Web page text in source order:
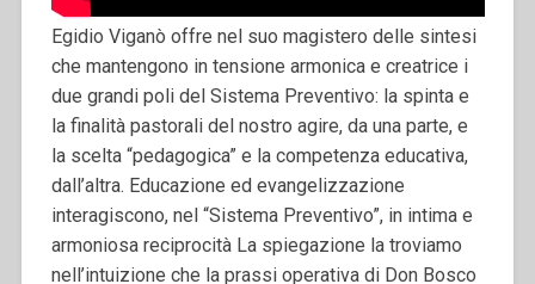
Egidio Viganò offre nel suo magistero delle sintesi
che mantengono in tensione armonica e creatrice i
due grandi poli del Sistema Preventivo: la spinta e
la finalità pastorali del nostro agire, da una parte, e
la scelta “pedagogica” e la competenza educativa,
dall’altra. Educazione ed evangelizzazione
interagiscono, nel “Sistema Preventivo”, in intima e
armoniosa reciprocità La spiegazione la troviamo
nell’intuizione che la prassi operativa di Don Bosco